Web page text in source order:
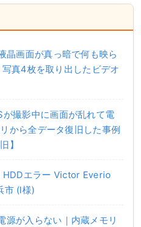
画面が真っ暗で何も映ら
真4枚を取り出したビデオ
撮影中に画面が乱れて電
から全データ復旧した事例
】
HDDエラー Victor Everio
市 (I様)
が入らない｜内蔵メモリ